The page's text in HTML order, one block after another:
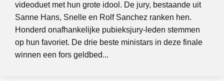
videoduet met hun grote idool. De jury, bestaande uit
Sanne Hans, Snelle en Rolf Sanchez ranken hen.
Honderd onafhankelijke pubieksjury-leden stemmen
op hun favoriet. De drie beste ministars in deze finale
winnen een fors geldbed...